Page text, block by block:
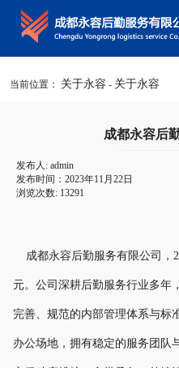
当前位置： 关于永容 - 关于永容
成都永容后
发布人: admin
发布时间：2023年11月22日
浏览次数: 13291
成都永容后勤服务有限公司，
元。公司深耕后勤服务行业多年
完善、规范的内部管理体系与标
办公场地，拥有稳定的服务团队